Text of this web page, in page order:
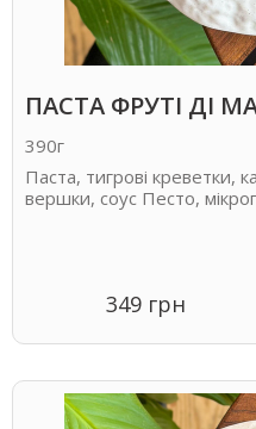
ПАСТА ФРУТІ ДІ
390г
Паста, тигрові креветки,
вершки, соус Песто,
349 грн